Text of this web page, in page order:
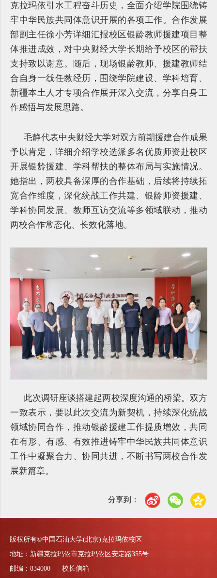
克拉玛依引水工程奋斗历史，全面介绍学院围绕铸
牢中华民族共同体意识开展的各项工作。合作发展
部副主任徐小芳详细汇报校区银龄教师援建项目整
体推进成效，对中央财经大学长期给予校区的帮扶
支持致以谢意。随后，现场银龄教师、援建教师结
合自身一线任教经历，围绕学院建设、学科培育、
新疆本土人才专项合作展开深入交流，分享自身工
作感悟与发展思路。
毛静代表中央财经大学对双方前期援建合作成果
予以肯定，详细介绍学校选派多名优质师资赴校区
开展银龄援建、学科帮扶的整体布局与实施情况。
她指出，两校具备深厚的合作基础，后续将持续拓
宽合作维度，深化统战工作共建、银龄师资援建、
学科协同发展、教师互访交流等多领域联动，推动
两校合作常态化、长效化落地。
此次调研座谈搭建起两校深度沟通的桥梁。双方
一致表示，要以此次交流为新契机，持续深化统战
领域协同合作，推动银龄援建工作提质增效，共同
在有形、有感、有效推进铸牢中华民族共同体意识
工作中凝聚合力、协同共进，不断书写两校合作发
展新篇章。
分享到：
版权所有©中国石油大学(北京)克拉玛依校区
地址：新疆克拉玛依市克拉玛依区安定路355号
邮编：834000 校长信箱